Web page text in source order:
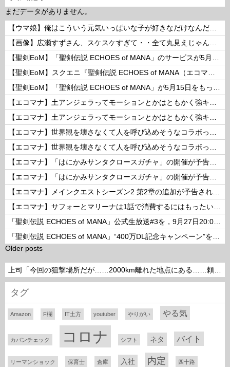
まだデータがありません。
【ウマ娘】俺はこういう元気いっぱいな子が好きなだけなんだ…
Older posts
タグ
Amazon F欄 IT土方 youtuber やりがい やる気
カバンチェック コロナ シフト ネタ バイト
リーマンショック 保育士 倉庫 入社 内定 四十路